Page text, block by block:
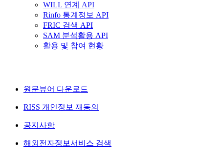
WILL 연계 API
Rinfo 통계정보 API
FRIC 검색 API
SAM 분석활용 API
활용 및 참여 현황
원문뷰어 다운로드
RISS 개인정보 재동의
공지사항
해외전자정보서비스 검색